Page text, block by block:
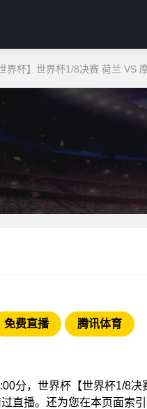
世界杯】世界杯1/8决赛 荷兰 VS
免费直播 腾讯体育
分，世界杯【世界杯1/8
直播。还为您在本页面索